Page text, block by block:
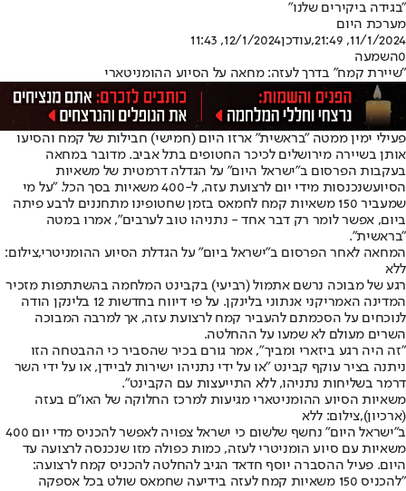
"בגידה ביקירים שלנו"
מערכת היום
11/1/2024, 21:49
,עודכן12/1/2024, 11:43
0השמעה
״שיירת קמח״ בדרך לעזה: מחאה על הסיוע ההומניטארי
פעילי ימין ממטה ״בראשית״ ארזו היום (חמישי) חבילות של קמח והסיעו
אותן בשיירה מירושלים לכיכר החטופים בתל אביב. מדובר במחאה
בעקבות הפרסום ב״ישראל היום״ על הגדלה דרמטית של משאיות
הסיוע
שנכנסות מידי יום לרצועת עזה, ל-400 משאיות בסך הכל. ״על מי
שמעביר 150 משאיות קמח לחמאס בזמן שחטופינו מתחננים לרבע פיתה
ביום, אפשר לומר רק דבר אחד - נתניהו טוב לערבים״, אמרו במטה
״בראשית״.
המחאה לאחר הפרסום ב"ישראל ביום" על הגדלת הסיוע ההומניטרי,צילום:
ללא
רגע של מבוכה נרשם אתמול (רביעי) בקבינט המלחמה בהשתתפות מזכיר
המדינה האמריקני אנתוני בלינקן. על פי דיווח בחדשות 12 בלינקן הודה
לנוכחים על הסכמתם להעביר קמח לרצועת עזה, אך למרבה המבוכה
השרים מעולם לא שמעו על ההחלטה.
"זה היה רגע ביזארי ומביך", אמר גורם בכיר שהסביר כי ההבטחה הזו
ניתנה בציר עוקף קבינט "או על ידי נתניהו ישירות לביידן, או על ידי השר
דרמר בשליחות נתניהו, ללא התייעצות עם הקבינט".
משאיות הסיוע ההומניטארי מגיעות למרכז החלוקה של האו"ם בעזה
(ארכיון),צילום: ללא
ב״ישראל היום״ נחשף שלשום כי ישראל צפויה לאפשר להכניס מדי יום 400
משאיות עם סיוע הומניטרי לעזה, כמות כפולה מזו שנכנסה לרצועה עד
היום. פעיל ההסברה יוסף חדאד הגיב להחלטה להכניס קמח לרצועה:
״להכניס 150 משאיות קמח לעזה בידיעה שחמאס שולט בכל אספקה